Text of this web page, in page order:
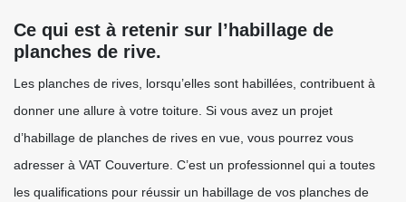
Ce qui est à retenir sur l’habillage de
planches de rive.
Les planches de rives, lorsqu’elles sont habillées, contribuent à
donner une allure à votre toiture. Si vous avez un projet
d’habillage de planches de rives en vue, vous pourrez vous
adresser à VAT Couverture. C’est un professionnel qui a toutes
les qualifications pour réussir un habillage de vos planches de